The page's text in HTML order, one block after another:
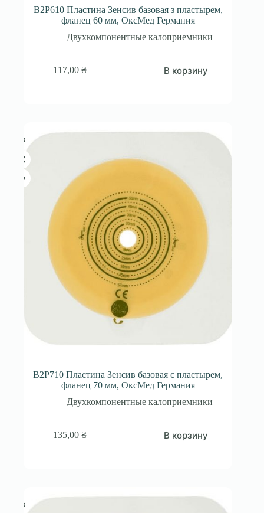
B2P610 Пластина Зенсив базовая з пластырем,
фланец 60 мм, ОксМед Германия
Двухкомпонентные калоприемники
117,00₴ В корзину
B2P710 Пластина Зенсив базовая с пластырем,
фланец 70 мм, ОксМед Германия
Двухкомпонентные калоприемники
135,00₴ В корзину